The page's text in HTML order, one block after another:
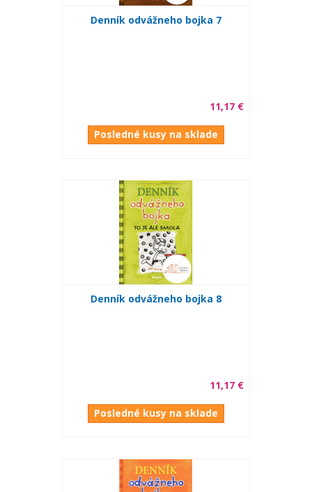
Denník odvážneho bojka 7
11,17 €
Posledné kusy na sklade
Denník odvážneho bojka 8
11,17 €
Posledné kusy na sklade